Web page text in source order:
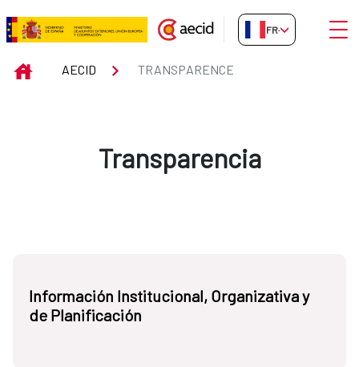
Saut au contenu principal
Transparence
FR-FR
INICIOAECID TRANSPARENCE
Transparencia
Información Institucional, Organizativa y
de Planificación